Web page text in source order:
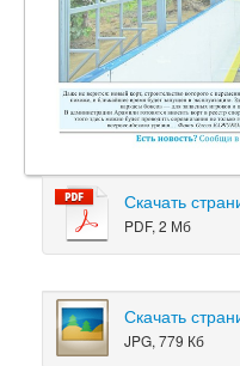
Скачать
PDF, 2 Мб
Скачать
JPG, 779 Кб